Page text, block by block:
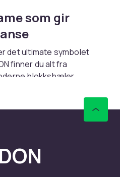
som gir
det ultimate symbolet
finner du alt fra
blokkshæler.
komfortable hele
er avslappet